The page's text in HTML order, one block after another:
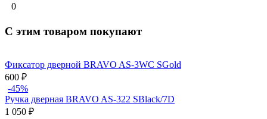
0
С этим товаром покупают
Фиксатор дверной BRAVO AS-3WC SGold
600 ₽
-45%
Ручка дверная BRAVO AS-322 SBlack/7D
1 050 ₽